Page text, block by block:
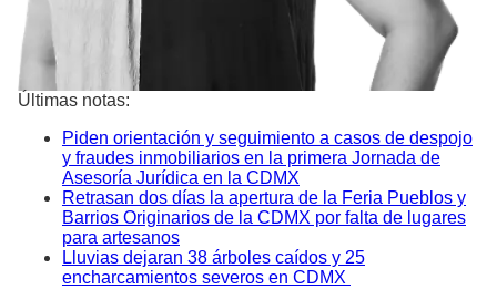
Últimas notas:
Piden orientación y seguimiento a casos de despojo
y fraudes inmobiliarios en la primera Jornada de
Asesoría Jurídica en la CDMX
Retrasan dos días la apertura de la Feria Pueblos y
Barrios Originarios de la CDMX por falta de lugares
para artesanos
Lluvias dejaran 38 árboles caídos y 25
encharcamientos severos en CDMX